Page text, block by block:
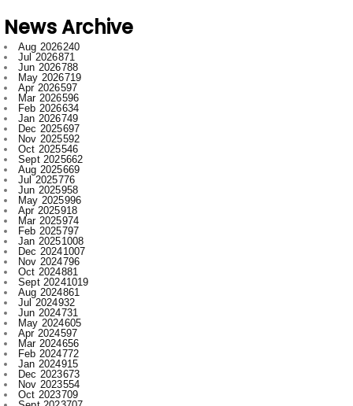
News Archive
Aug 2026240
Jul 2026871
Jun 2026788
May 2026719
Apr 2026597
Mar 2026596
Feb 2026634
Jan 2026749
Dec 2025697
Nov 2025592
Oct 2025546
Sept 2025662
Aug 2025669
Jul 2025776
Jun 2025958
May 2025996
Apr 2025918
Mar 2025974
Feb 2025797
Jan 20251008
Dec 20241007
Nov 2024796
Oct 2024881
Sept 20241019
Aug 2024861
Jul 2024932
Jun 2024731
May 2024605
Apr 2024597
Mar 2024656
Feb 2024772
Jan 2024915
Dec 2023673
Nov 2023554
Oct 2023709